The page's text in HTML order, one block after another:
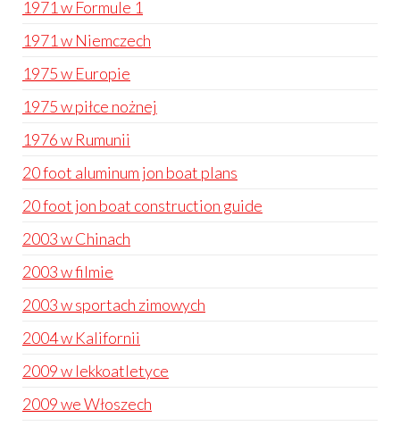
1971 w Formule 1
1971 w Niemczech
1975 w Europie
1975 w piłce nożnej
1976 w Rumunii
20 foot aluminum jon boat plans
20 foot jon boat construction guide
2003 w Chinach
2003 w filmie
2003 w sportach zimowych
2004 w Kalifornii
2009 w lekkoatletyce
2009 we Włoszech